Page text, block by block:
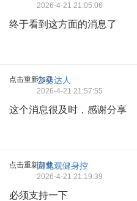
2026-4-21 21:05:06
终于看到这方面的消息了
点击重新加载公交达人
2026-4-21 21:57:55
这个消息很及时，感谢分享
点击重新加载回龙观健身控
2026-4-21 21:19:39
必须支持一下